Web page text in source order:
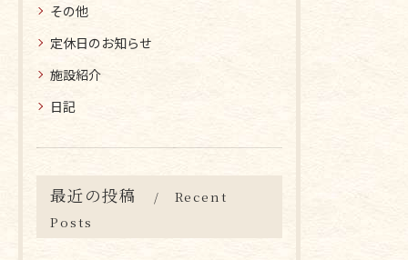
その他
定休日のお知らせ
施設紹介
日記
最近の投稿
Recent
Posts